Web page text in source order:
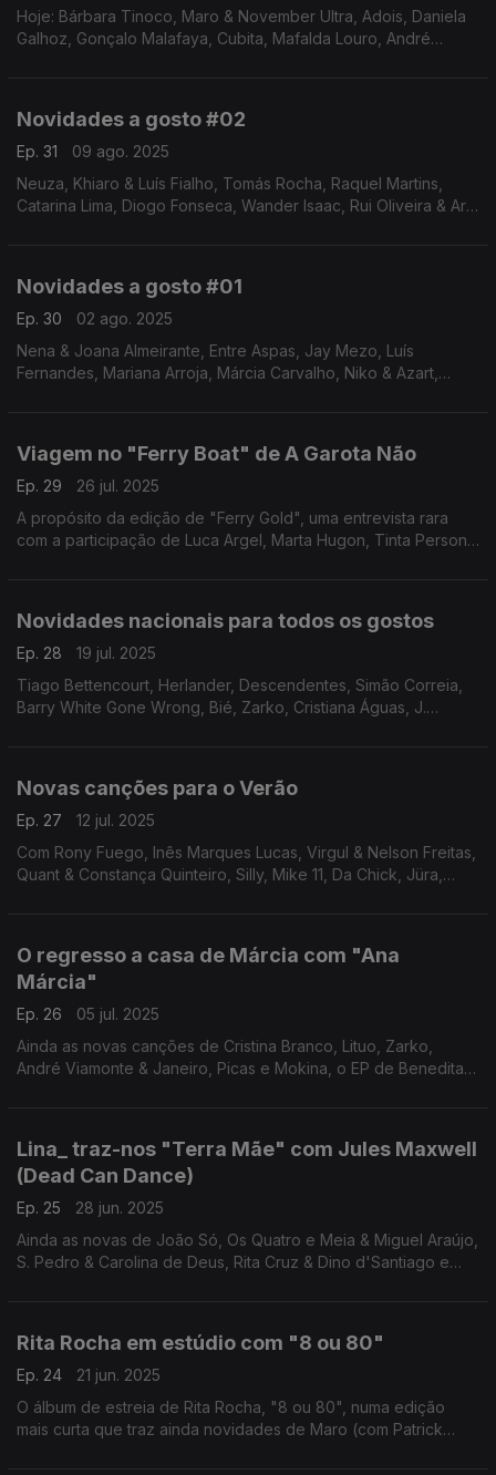
Hoje: Bárbara Tinoco, Maro & November Ultra, Adois, Daniela
Galhoz, Gonçalo Malafaya, Cubita, Mafalda Louro, André
Novidades a gosto #02
Ep. 31
09 ago. 2025
Neuza, Khiaro & Luís Fialho, Tomás Rocha, Raquel Martins,
Catarina Lima, Diogo Fonseca, Wander Isaac, Rui Oliveira & Ary
Novidades a gosto #01
Ep. 30
02 ago. 2025
Nena & Joana Almeirante, Entre Aspas, Jay Mezo, Luís
Fernandes, Mariana Arroja, Márcia Carvalho, Niko & Azart,
Viagem no "Ferry Boat" de A Garota Não
Ep. 29
26 jul. 2025
A propósito da edição de "Ferry Gold", uma entrevista rara
com a participação de Luca Argel, Marta Hugon, Tinta Persona
Novidades nacionais para todos os gostos
Ep. 28
19 jul. 2025
Tiago Bettencourt, Herlander, Descendentes, Simão Correia,
Barry White Gone Wrong, Bié, Zarko, Cristiana Águas, J.
Novas canções para o Verão
Ep. 27
12 jul. 2025
Com Rony Fuego, Inês Marques Lucas, Virgul & Nelson Freitas,
Quant & Constança Quinteiro, Silly, Mike 11, Da Chick, Jüra,
O regresso a casa de Márcia com "Ana
Márcia"
Ep. 26
05 jul. 2025
Ainda as novas canções de Cristina Branco, Lituo, Zarko,
André Viamonte & Janeiro, Picas e Mokina, o EP de Benedita
Lina_ traz-nos "Terra Mãe" com Jules Maxwell
(Dead Can Dance)
Ep. 25
28 jun. 2025
Ainda as novas de João Só, Os Quatro e Meia & Miguel Araújo,
S. Pedro & Carolina de Deus, Rita Cruz & Dino d'Santiago e
Rita Rocha em estúdio com "8 ou 80"
Ep. 24
21 jun. 2025
O álbum de estreia de Rita Rocha, "8 ou 80", numa edição
mais curta que traz ainda novidades de Maro (com Patrick